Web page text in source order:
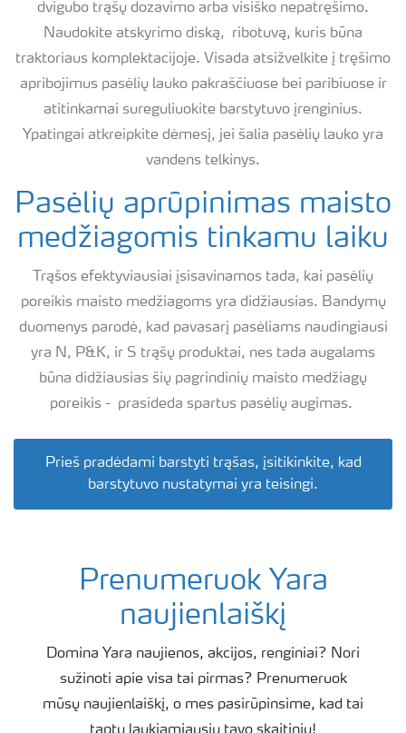
dvigubo trąšų dozavimo arba visiško nepatręšimo.
Naudokite atskyrimo diską, ribotuvą, kuris būna
traktoriaus komplektacijoje. Visada atsižvelkite į tręšimo
apribojimus pasėlių lauko pakraščiuose bei paribiuose ir
atitinkamai sureguliuokite barstytuvo įrenginius.
Ypatingai atkreipkite dėmesį, jei šalia pasėlių lauko yra
vandens telkinys.
Pasėlių aprūpinimas maisto
medžiagomis tinkamu laiku
Trąšos efektyviausiai įsisavinamos tada, kai pasėlių
poreikis maisto medžiagoms yra didžiausias. Bandymų
duomenys parodė, kad pavasarį pasėliams naudingiausi
yra N, P&K, ir S trąšų produktai, nes tada augalams
būna didžiausias šių pagrindinių maisto medžiagų
poreikis - prasideda spartus pasėlių augimas.
Prieš pradėdami barstyti trąšas, įsitikinkite, kad
barstytuvo nustatymai yra teisingi.
Prenumeruok Yara
naujienlaiškį
Domina Yara naujienos, akcijos, renginiai? Nori
sužinoti apie visa tai pirmas? Prenumeruok
mūsų naujienlaiškį, o mes pasirūpinsime, kad tai